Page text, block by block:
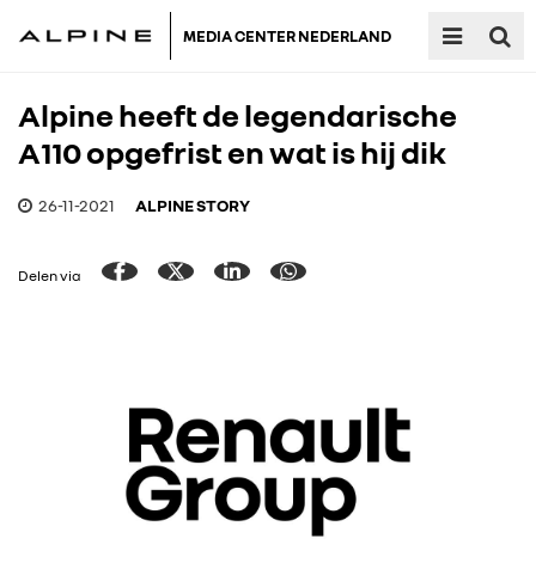
MEDIA CENTER NEDERLAND
Alpine heeft de legendarische
A110 opgefrist en wat is hij dik
26-11-2021 ALPINE STORY
Delen via